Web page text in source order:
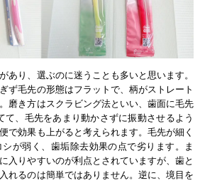
あり、選ぶのに迷うことも多いと思います。
ず毛先の形態はフラットで、柄がストレート
磨き方はスクラビング法といい、歯面に毛先
て、毛先をあまり動かさずに振動させるよう
で効果も上がると考えられます。毛先が細く
が弱く、歯垢除去効果の点で劣ります。ま
入りやすいのが利点とされていますが、歯と
れるのは簡単ではありません。逆に、境目を